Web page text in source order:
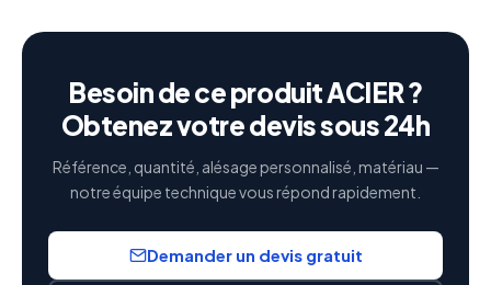
Besoin de ce produit ACIER ?
Obtenez votre devis sous 24h
Référence, quantité, alésage personnalisé, matériau —
notre équipe technique vous répond rapidement.
Demander un devis gratuit